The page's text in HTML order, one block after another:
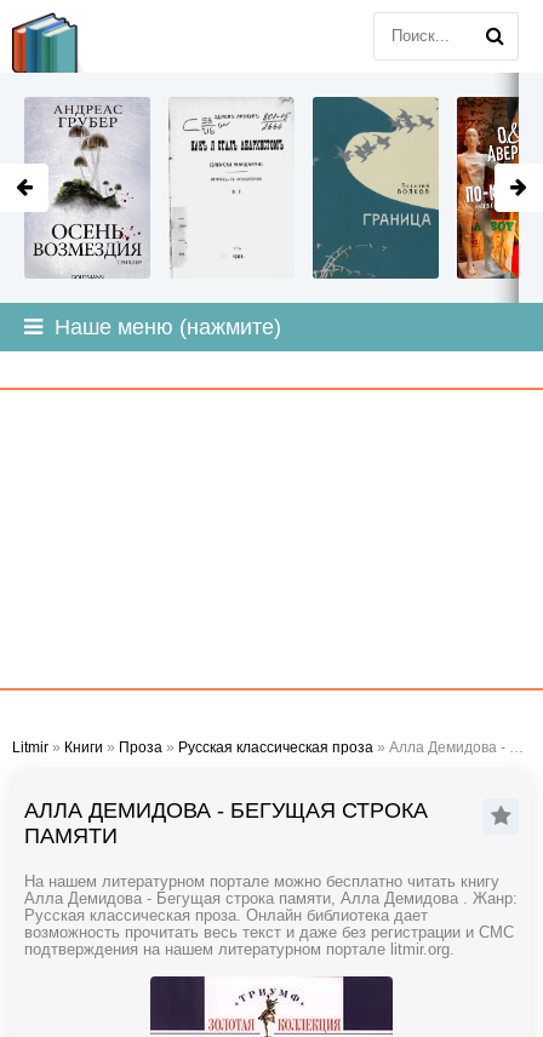
Наше меню (нажмите)
Litmir » Книги » Проза » Русская классическая проза » Алла Демидова - Бегущая строка памяти
АЛЛА ДЕМИДОВА - БЕГУЩАЯ СТРОКА
ПАМЯТИ
На нашем литературном портале можно бесплатно читать книгу
Алла Демидова - Бегущая строка памяти, Алла Демидова . Жанр:
Русская классическая проза. Онлайн библиотека дает
возможность прочитать весь текст и даже без регистрации и СМС
подтверждения на нашем литературном портале litmir.org.
LITMIR.ORG